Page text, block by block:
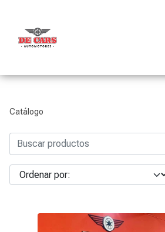
Catálogo